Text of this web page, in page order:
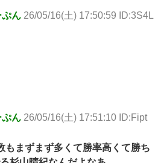
ん 26/05/16(土) 17:50:59 ID:3S4L
ん 26/05/16(土) 17:51:10 ID:Fipt
もまずまず多くて勝率高くて勝ち